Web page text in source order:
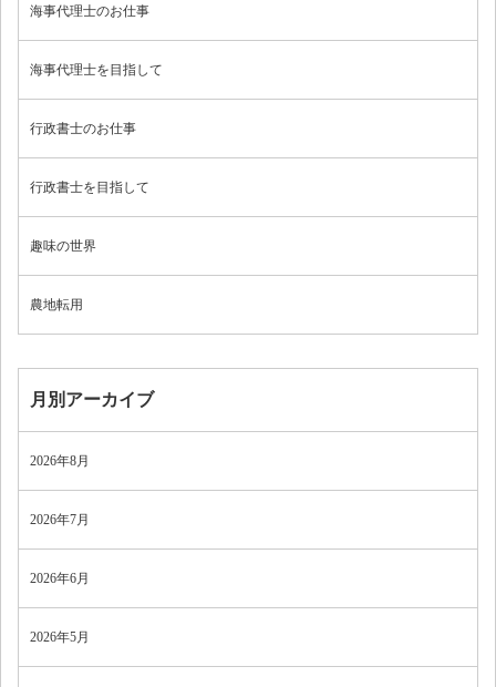
海事代理士のお仕事
海事代理士を目指して
行政書士のお仕事
行政書士を目指して
趣味の世界
農地転用
月別アーカイブ
2026年8月
2026年7月
2026年6月
2026年5月